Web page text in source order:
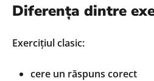
Diferența dintre
Exercițiul clasic:
cere un răspuns corect